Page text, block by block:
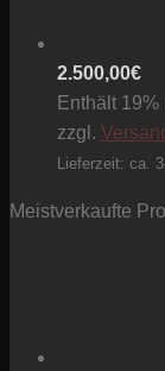
2.500,00€
Enthält 19%
zzgl.
Lieferzeit: ca.
Meistverkaufte